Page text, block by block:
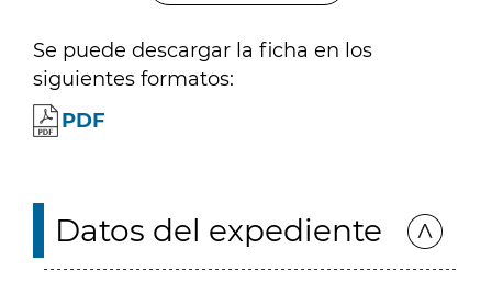
Se puede descargar la ficha en los
siguientes formatos:
PDF
Datos del expediente